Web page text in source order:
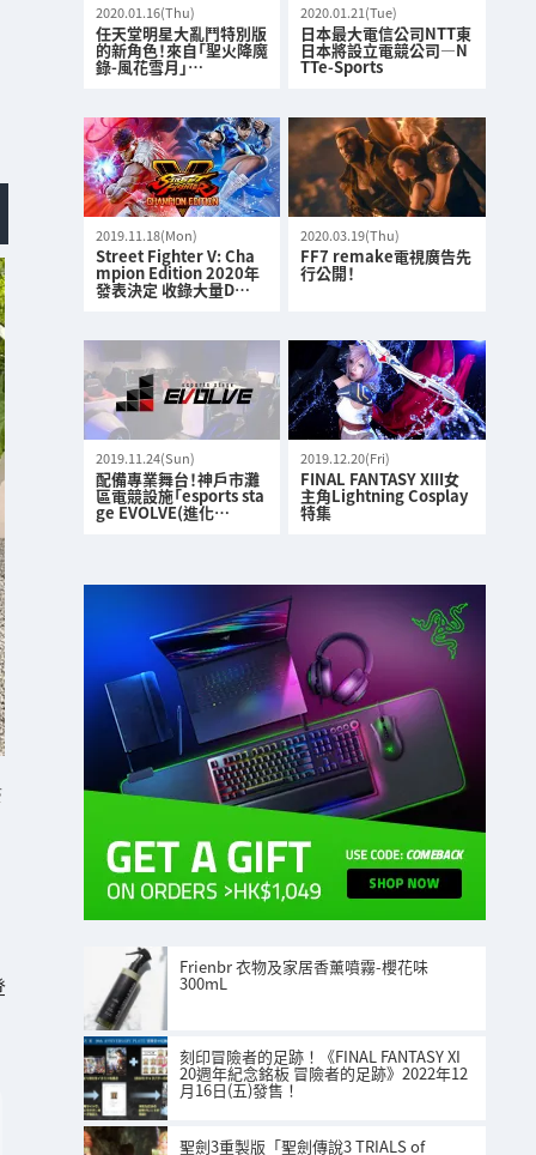
2020.01.16(Thu)
任天堂明星大亂鬥特別版
的新角色！來自「聖火降魔
錄-風花雪月」…
2020.01.21(Tue)
日本最大電信公司NTT東
日本將設立電競公司—N
TTe-Sports
2019.11.18(Mon)
Street Fighter V: Cha
mpion Edition 2020年
發表決定 收錄大量D…
2020.03.19(Thu)
FF7 remake電視廣告先
行公開！
2019.11.24(Sun)
配備專業舞台！神戶市灘
區電競設施「esports sta
ge EVOLVE(進化…
2019.12.20(Fri)
FINAL FANTASY XIII女
主角Lightning Cosplay
特集
Frienbr 衣物及家居香薰噴霧-櫻花味
300mL
刻印冒險者的足跡！《FINAL FANTASY XI
20週年紀念銘板 冒險者的足跡》2022年12
月16日(五)發售！
聖劍3重製版「聖劍傳說3 TRIALS of